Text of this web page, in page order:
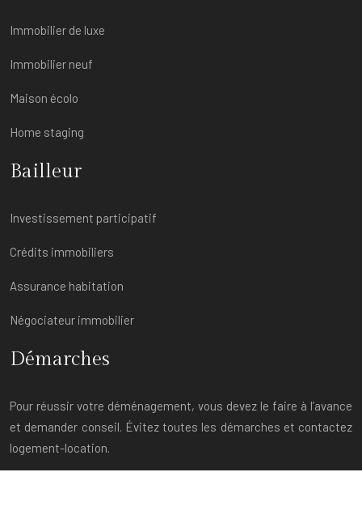
Immobilier de luxe
Immobilier neuf
Maison écolo
Home staging
Bailleur
Investissement participatif
Crédits immobiliers
Assurance habitation
Négociateur immobilier
Démarches
Pour réussir votre déménagement, vous devez le faire à l’avance
et demander conseil. Évitez toutes les démarches et contactez
logement-location.